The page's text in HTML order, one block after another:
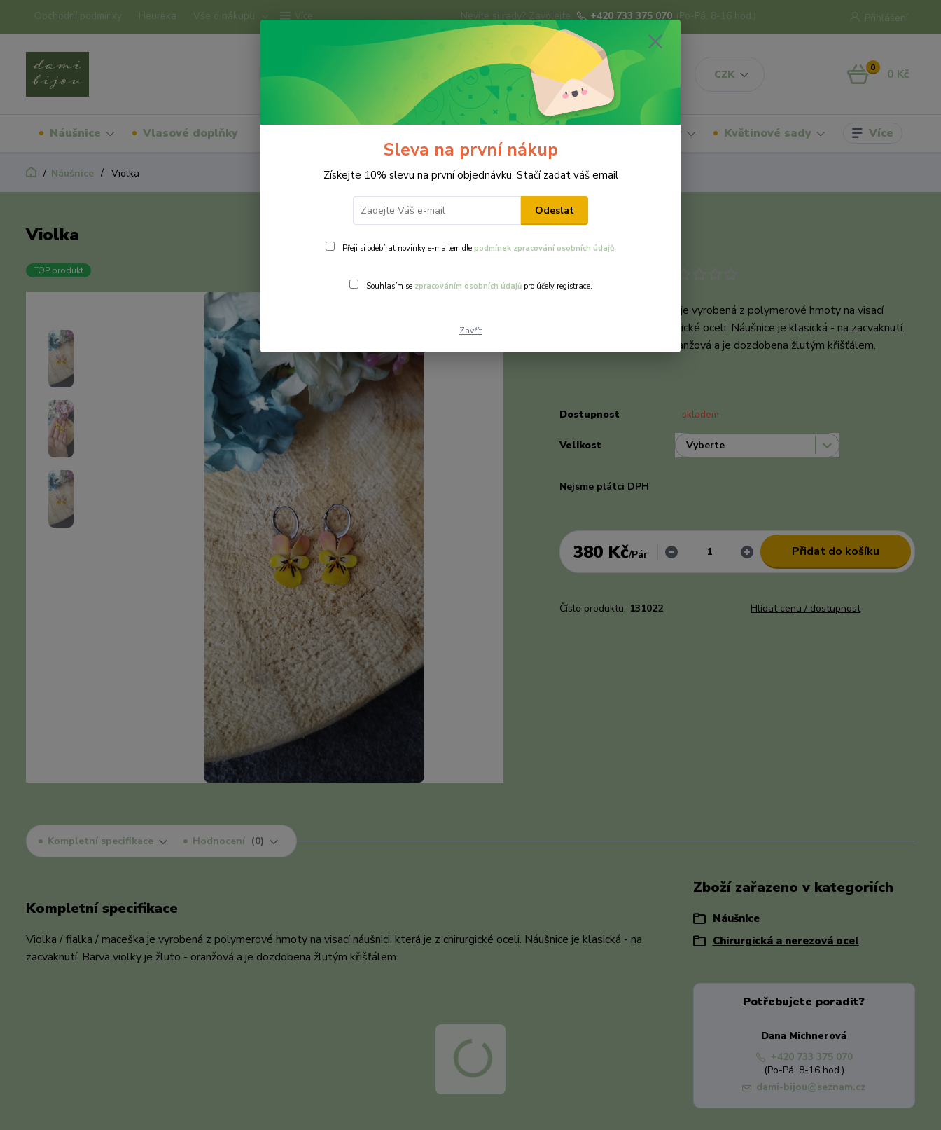
Obchodní podmínky Heureka Vše o nákupu Více
CZK
Přihlášení
Nevíte si rady? Zavolejte. +420 733 375 070 (Po-Pá, 8-16 hod.)
0 0 Kč
Náušnice Vlasové doplňky Náhrdelníky Květinové sady Více
Náušnice Violka
Violka
TOP produkt
Violka / fialka / maceška je vyrobená z polymerové hmoty na visací
náušnici, která je z chirurgické oceli. Náušnice je klasická - na zacvaknutí.
Barva violky je žluto - oranžová a je dozdobena žlutým křišťálem.
Dostupnost skladem
Velikost
Nejsme plátci DPH
380 Kč/Pár Přidat do košíku
Číslo produktu: 131022 Hlídat cenu / dostupnost
Kompletní specifikace Hodnocení 0
Kompletní specifikace
Violka / fialka / maceška je vyrobená z polymerové hmoty na visací náušnici, která je z chirurgické oceli. Náušnice je klasická - na
zacvaknutí. Barva violky je žluto - oranžová a je dozdobena žlutým křišťálem.
Zboží zařazeno v kategoriích
Náušnice
Chirurgická a nerezová ocel
Potřebujete poradit?
Dana Michnerová
+420 733 375 070
(Po-Pá, 8-16 hod.)
dami-bijou@seznam.cz
Sleva na první nákup
Získejte 10% slevu na první objednávku. Stačí zadat váš email
Odeslat
Přeji si odebírat novinky e-mailem dle podmínek zpracování osobních údajů.
Souhlasím se zpracováním osobních údajůpro účely registrace.
Zavřít